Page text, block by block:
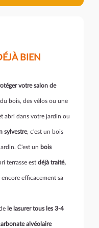
BIEN
votre salon de
bois, des vélos ou une
abri dans votre jardin ou
sylvestre, c'est un bois
C'est un bois
terrasse est déjà traité,
efficacement sa
le lasurer tous les 3-4
alvéolaire